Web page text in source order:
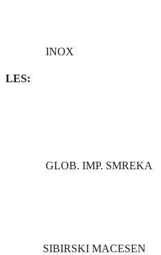
INOX
LES:
GLOB. IMP. SMREKA
SIBIRSKI MACESEN